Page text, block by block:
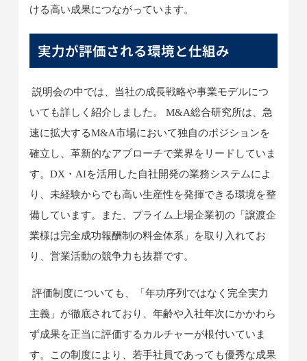
ける高い成果につながっています。
実力が評価される環境と仕組み
説明会の中では、当社の成長戦略や事業モデルにつ
いても詳しく紹介しました。 M&A総合研究所は、急
速に拡大するM&A市場において独自のポジションを
確立し、革新的なアプローチで業界をリードしていま
す。DX・AIを活用した自社開発の業務システムによ
り、未経験からでも高い生産性を発揮できる環境を整
備しています。また、プライム上場企業初の「譲渡企
業様は完全成功報酬制の料金体系」を取り入れてお
り、営業活動の競争力も抜群です。
評価制度についても、「年功序列ではなく完全実力
主義」が徹底されており、年齢や入社年次にかかわら
ず成果を正当に評価するカルチャーが根付いていま
す。この制度により、若手社員であっても優秀な成果